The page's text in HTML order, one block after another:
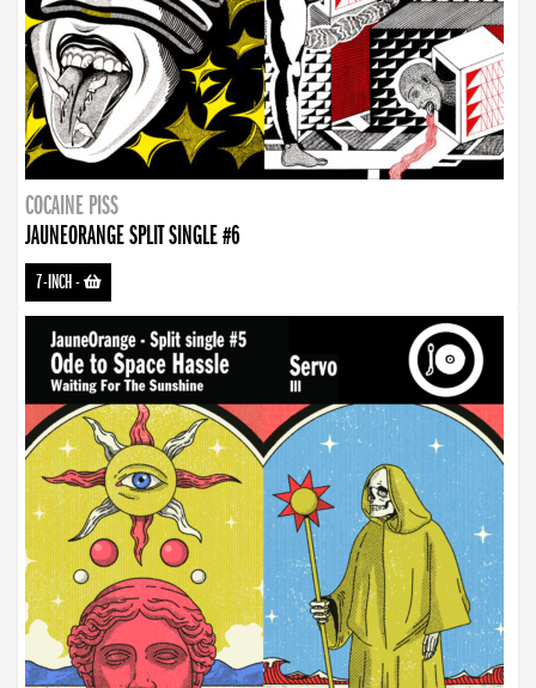
COCAINE PISS
JAUNEORANGE SPLIT SINGLE #6
7-INCH-